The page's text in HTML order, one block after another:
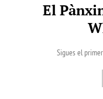
El
Sigues el